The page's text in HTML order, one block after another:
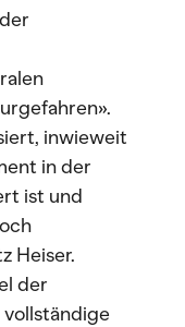
inwieweit
in der
ist und
Heiser.
der